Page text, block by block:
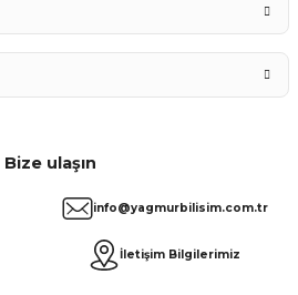
Bize ulaşın
info@yagmurbilisim.com.tr
İletişim Bilgilerimiz